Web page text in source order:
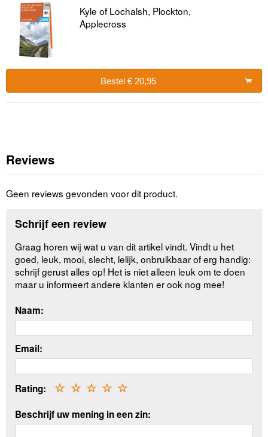
Kyle of Lochalsh, Plockton,
Applecross
Bestel € 20,95
Reviews
Geen reviews gevonden voor dit product.
Schrijf een review
Graag horen wij wat u van dit artikel vindt. Vindt u het
goed, leuk, mooi, slecht, lelijk, onbruikbaar of erg handig:
schrijf gerust alles op! Het is niet alleen leuk om te doen
maar u informeert andere klanten er ook nog mee!
Naam:
Email:
Rating: ☆
☆
☆
☆
☆
Beschrijf uw mening in een zin: